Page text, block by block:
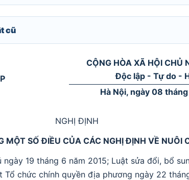
cũ
CỘNG HÒA XÃ HỘI CHỦ
Độc lập - Tự do -
Hà Nội, ngày 08
NGHỊ ĐỊNH
MỘT SỐ ĐIỀU CỦA CÁC NGHỊ ĐỊNH VỀ NUÔI
ngày 19 tháng 6 năm 2015; Luật sửa đổi, bổ
Tổ chức chính quyền địa phương ngày 22